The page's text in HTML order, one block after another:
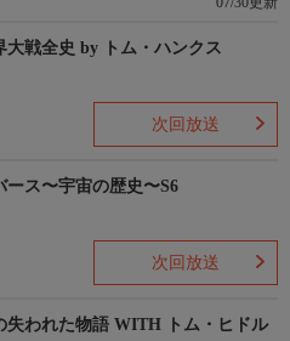
大戦全史 by トム・ハンクス
次回放送
ース〜宇宙の歴史〜S6
次回放送
失われた物語 WITH トム・ヒドル